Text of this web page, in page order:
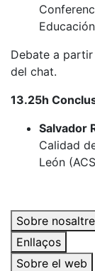
Educación
Debate a
del chat.
13.25h
Salvador
Calidad
León
Sobre
Enllaços
Sobre el web